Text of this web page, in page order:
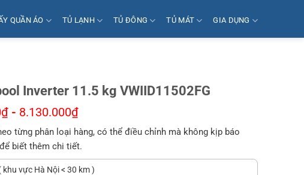
QUẦN ÁO TỦ LẠNH TỦ ĐÔNG TỦ MÁT GIA DỤNG
Inverter 11.5 kg VWIID11502FG
₫ - 8.130.000₫
từng phân loại hàng, có thể điều chỉnh mà không kịp báo
biết thêm chi tiết.
vực Hà Nội < 30 km )